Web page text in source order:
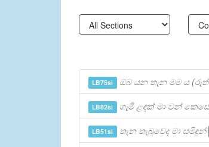
LB75si ඔබ යන තැන මම ය
LB82si ගැමි ළඳක් මා වන් කෙසේ
LB51si තැන තැබුවෙද මා සමිඳුන්